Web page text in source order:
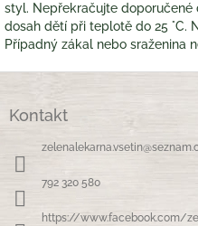
styl. Nepřekračujte
dosah dětí při teplotě do 25 °C.
Případný zákal nebo sraženina
Kontakt
zelenalekarna.vsetin@
792 320 580
https://www.facebook.com/